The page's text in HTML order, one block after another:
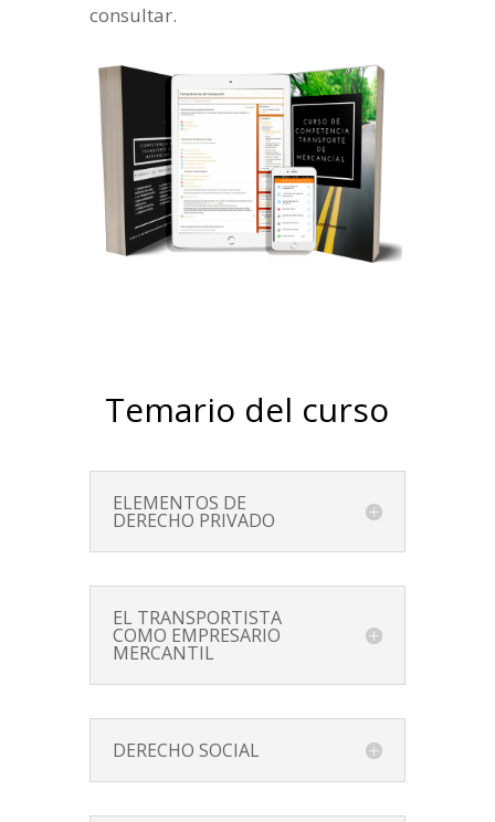
consultar.
Temario del curso
ELEMENTOS DE
DERECHO PRIVADO
EL TRANSPORTISTA
COMO EMPRESARIO
MERCANTIL
DERECHO SOCIAL